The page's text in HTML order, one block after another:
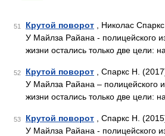
51 Крутой поворот , Николас
У Майлза Райана - полицейского
жизни остались только две цели:
52 Крутой поворот , Спаркс Н.
У Майлза Райана – полицейского
жизни остались только две цели:
53 Крутой поворот , Спаркс Н.
У Майлза Райана - полицейского